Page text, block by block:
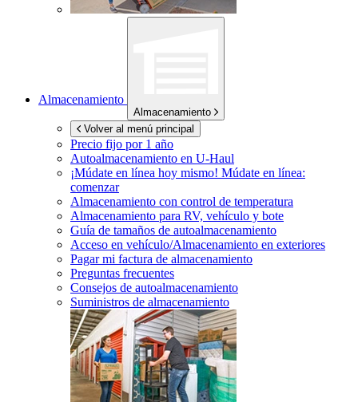
Almacenamiento
Almacenamiento
Volver al menú principal
Precio fijo por 1 año
Autoalmacenamiento en U-Haul
¡Múdate en línea hoy mismo! Múdate en línea:
comenzar
Almacenamiento con control de temperatura
Almacenamiento para RV, vehículo y bote
Guía de tamaños de autoalmacenamiento
Acceso en vehículo/Almacenamiento en exteriores
Pagar mi factura de almacenamiento
Preguntas frecuentes
Consejos de autoalmacenamiento
Suministros de almacenamiento